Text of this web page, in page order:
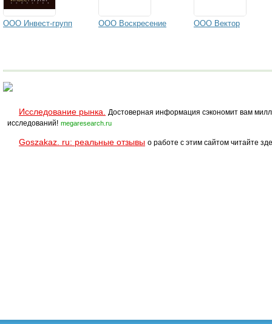
ООО Инвест-групп ООО Воскресение ООО Вектор
Исследование рынка.
Достоверная информация сэкономит вам
исследований! megaresearch.ru
Goszakaz. ru: реальные отзывы о работе с этим сайтом читайте